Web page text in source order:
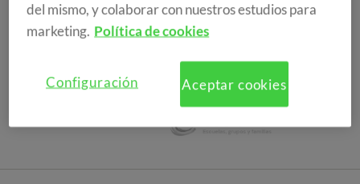
del mismo, y colaborar con nuestros estudios para
marketing. Política de cookies
Aceptar cookies
Configuración